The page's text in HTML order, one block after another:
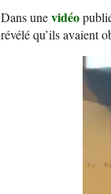
Dans unevidéo
révélé qu’ils avaient